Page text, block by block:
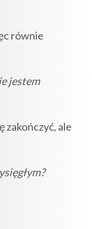
równie
jestem
zakończyć, ale